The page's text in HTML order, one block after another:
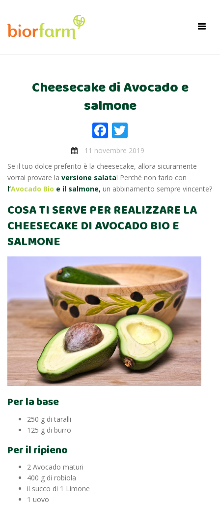
Cheesecake di Avocado e
salmone
Facebook
11 novembre 2019
Se il tuo dolce preferito è la cheesecake, allora sicuramente
vorrai provare la versione salata! Perché non farlo con
l’Avocado Bio e il salmone, un abbinamento sempre vincente?
COSA TI SERVE PER REALIZZARE LA
CHEESECAKE DI AVOCADO BIO E
SALMONE
Per la base
250 g di taralli
125 g di burro
Per il ripieno
2 Avocado maturi
400 g di robiola
il succo di 1 Limone
1 uovo